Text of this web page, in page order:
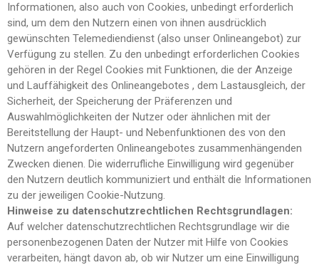
Informationen, also auch von Cookies, unbedingt erforderlich
sind, um dem den Nutzern einen von ihnen ausdrücklich
gewünschten Telemediendienst (also unser Onlineangebot) zur
Verfügung zu stellen. Zu den unbedingt erforderlichen Cookies
gehören in der Regel Cookies mit Funktionen, die der Anzeige
und Lauffähigkeit des Onlineangebotes , dem Lastausgleich, der
Sicherheit, der Speicherung der Präferenzen und
Auswahlmöglichkeiten der Nutzer oder ähnlichen mit der
Bereitstellung der Haupt- und Nebenfunktionen des von den
Nutzern angeforderten Onlineangebotes zusammenhängenden
Zwecken dienen. Die widerrufliche Einwilligung wird gegenüber
den Nutzern deutlich kommuniziert und enthält die Informationen
zu der jeweiligen Cookie-Nutzung.
Hinweise zu datenschutzrechtlichen Rechtsgrundlagen:
Auf welcher datenschutzrechtlichen Rechtsgrundlage wir die
personenbezogenen Daten der Nutzer mit Hilfe von Cookies
verarbeiten, hängt davon ab, ob wir Nutzer um eine Einwilligung